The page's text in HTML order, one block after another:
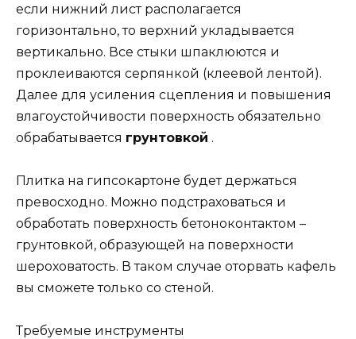
если нижний лист располагается
горизонтально, то верхний укладывается
вертикально. Все стыки шпаклюются и
проклеиваются серпянкой (клеевой лентой).
Далее для усиления сцепления и повышения
влагоустойчивости поверхность обязательно
обрабатывается грунтовкой .
Плитка на гипсокартоне будет держаться
превосходно. Можно подстраховаться и
обработать поверхность бетоноконтактом –
грунтовкой, образующей на поверхности
шероховатость. В таком случае оторвать кафель
вы сможете только со стеной.
Требуемые инструменты